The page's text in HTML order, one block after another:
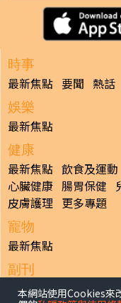
時事
最新焦點 要聞 熱話
娛樂
最新焦點
健康
最新焦點 飲食及運動
心臟健康 腸胃保健
皮膚護理 更多專題
寵物
最新焦點
副刊
最新焦點
本網站使用Cookies來